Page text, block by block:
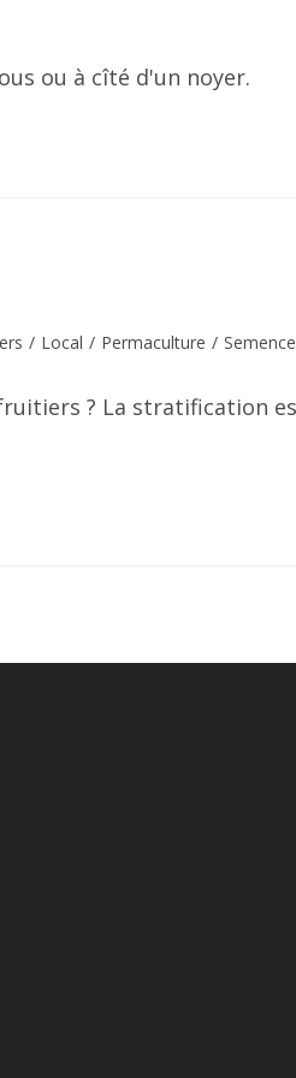
ou à cîté d'un noyer.
/ Local / Permaculture /
? La stratification